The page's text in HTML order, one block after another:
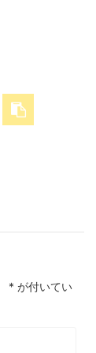
* が付いてい